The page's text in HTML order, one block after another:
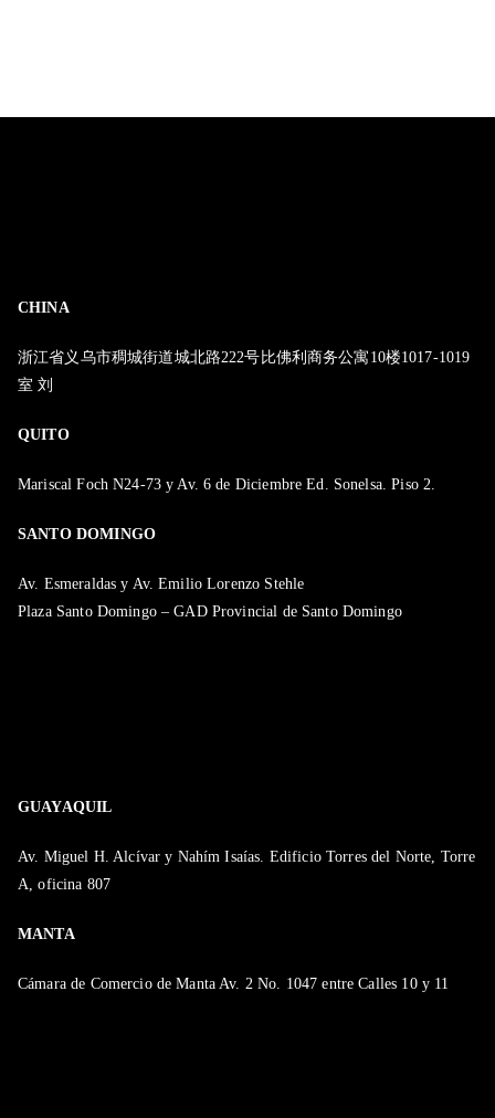
CHINA
浙江省义乌市稠城街道城北路222号比佛利商务公寓10楼1017-1019
室 刘
QUITO
Mariscal Foch N24-73 y Av. 6 de Diciembre Ed. Sonelsa. Piso 2.
SANTO DOMINGO
Av. Esmeraldas y Av. Emilio Lorenzo Stehle
Plaza Santo Domingo – GAD Provincial de Santo Domingo
GUAYAQUIL
Av. Miguel H. Alcívar y Nahím Isaías. Edificio Torres del Norte, Torre
A, oficina 807
MANTA
Cámara de Comercio de Manta Av. 2 No. 1047 entre Calles 10 y 11